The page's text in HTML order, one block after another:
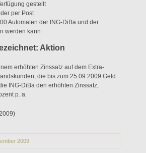
gestellt
per Post
Automaten der ING-DiBa und der
werden kann
Aktion
erhöhten Zinssatz auf dem Extra-
die bis zum 25.09.2009 Geld
ING-DiBa den erhöhten Zinssatz,
p. a.
2009